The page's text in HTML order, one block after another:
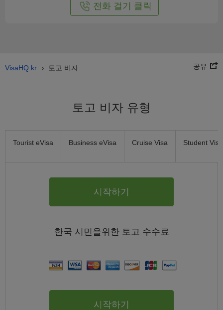
전화 걸기 클릭
VisaHQ.kr › 토고 비자 공유
토고 비자 유형
Tourist eVisa Business eVisa Cruise Visa Student Visa
시작하기
한국 시민을위한 토고 수수료
시작하기